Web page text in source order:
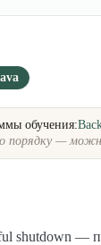
обучения:
—
shutdown —